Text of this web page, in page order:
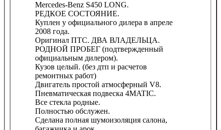
Mercedes-Benz S450 LONG.
РЕДКОЕ СОСТОЯНИЕ.
Куплен у официального дилера в апреле
2008 года.
Оригинал ПТС. ДВА ВЛАДЕЛЬЦА.
РОДНОЙ ПРОБЕГ (подтвержденный
официальным дилером).
Кузов целый. (без дтп и расчетов
ремонтных работ)
Двигатель простой атмосферный V8.
Пневматическая подвеска 4MATIC.
Все стекла родные.
Полностью обслужен.
Сделана полная шумоизоляция салона,